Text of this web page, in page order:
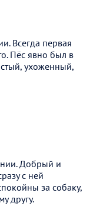
Всегда первая
Пёс явно был в
ухоженный,
Добрый и
с ней
за собаку,
другу.